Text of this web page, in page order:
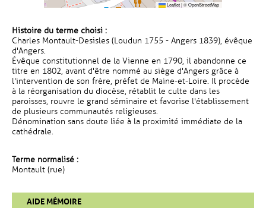
Leaflet|©OpenStreetMap
Histoire du terme choisi :
Charles Montault-Desisles (Loudun 1755 - Angers 1839), évêque
d'Angers.
Évêque constitutionnel de la Vienne en 1790, il abandonne ce
titre en 1802, avant d'être nommé au siège d'Angers grâce à
l'intervention de son frère, préfet de Maine-et-Loire. Il procède
à la réorganisation du diocèse, rétablit le culte dans les
paroisses, rouvre le grand séminaire et favorise l'établissement
de plusieurs communautés religieuses.
Dénomination sans doute liée à la proximité immédiate de la
cathédrale.
Terme normalisé :
Montault (rue)
AIDE MÉMOIRE